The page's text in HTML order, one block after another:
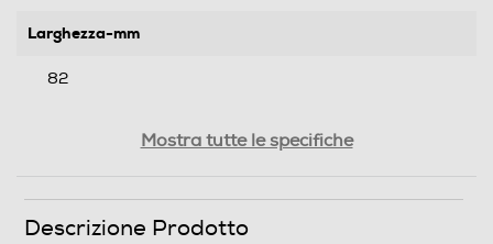
Larghezza-mm
82
Mostra tutte le specifiche
Descrizione Prodotto